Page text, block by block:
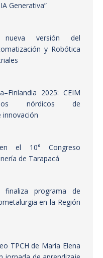
Generativa”
nueva versión del
y Robótica
2025: CEIM
nórdicos de
innovación
el 10° Congreso
de Tarapacá
finaliza programa de
en la Región
TPCH de María Elena